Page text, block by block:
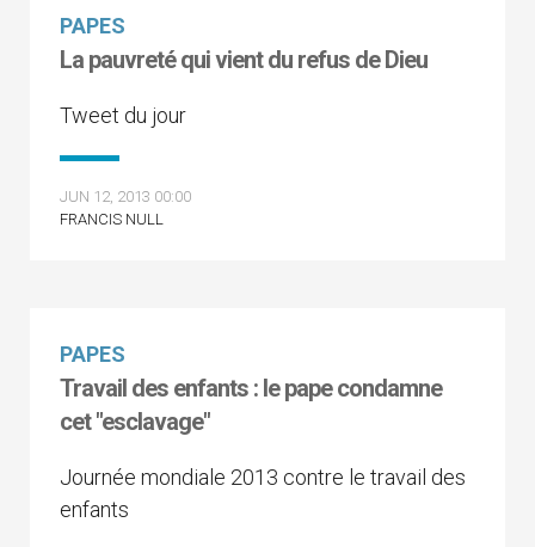
PAPES
La pauvreté qui vient du refus de Dieu
Tweet du jour
JUN 12, 2013 00:00
FRANCIS NULL
PAPES
Travail des enfants : le pape condamne
cet "esclavage"
Journée mondiale 2013 contre le travail des
enfants